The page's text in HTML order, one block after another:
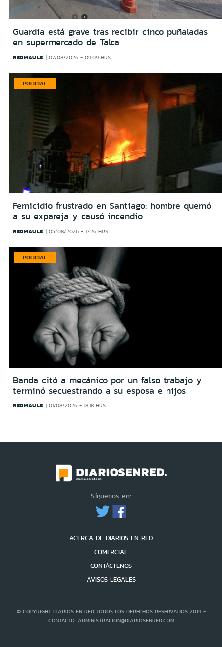
Guardia está grave tras recibir cinco puñaladas
en supermercado de Talca
REDMAULE 07/08/2026 - 09:09 HRS
POLICIAL
Femicidio frustrado en Santiago: hombre quemó
a su expareja y causó incendio
REDMAULE 05/08/2026 - 17:26 HRS
POLICIAL
Banda citó a mecánico por un falso trabajo y
terminó secuestrando a su esposa e hijos
REDMAULE 01/08/2026 - 18:18 HRS
Síguenos en:
ACERCA DE DIARIOS EN RED
COMERCIAL
CONTÁCTENOS
AVISOS LEGALES
© COPYRIGHT DIARIOS EN RED TODOS LOS DERECHOS RESERVADOS 2019 -
CONTACTO: ADMINISTRACION@DIARIOSENRED.COM